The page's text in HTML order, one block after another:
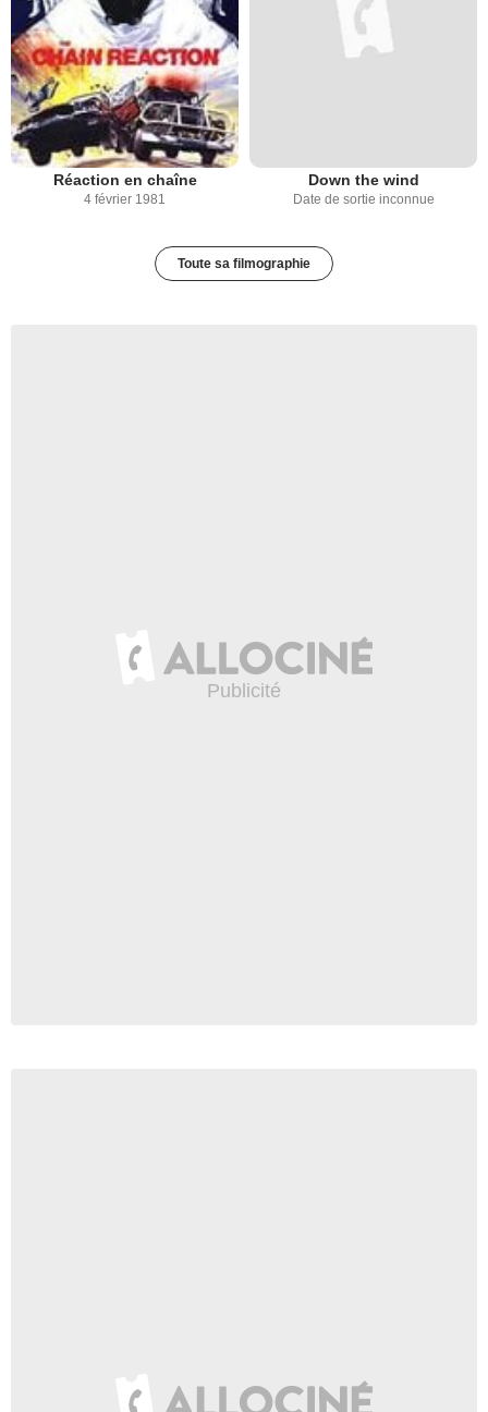
Réaction en chaîne
4 février 1981
Down the wind
Date de sortie inconnue
Toute sa filmographie